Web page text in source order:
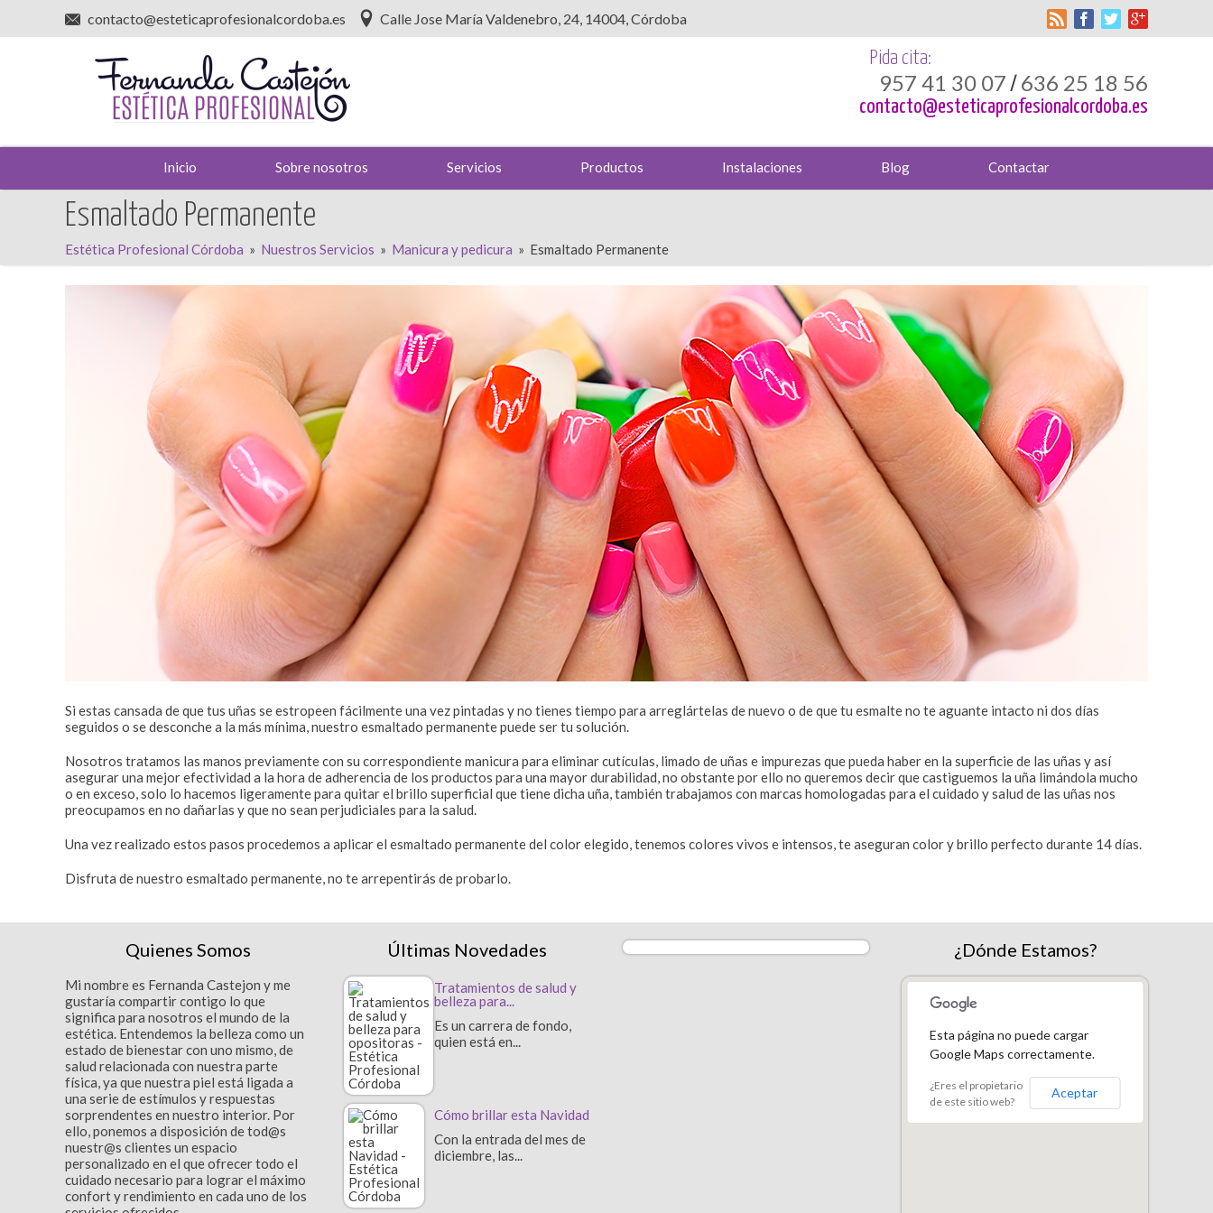
contacto@esteticaprofesionalcordoba.es Calle Jose María Valdenebro, 24, 14004, Córdoba
Pida cita:
957 41 30 07 / 636 25 18 56
contacto@esteticaprofesionalcordoba.es
Inicio Sobre nosotros Servicios Productos Instalaciones Blog Contactar
Esmaltado Permanente
Estética Profesional Córdoba » Nuestros Servicios » Manicura y pedicura » Esmaltado Permanente
Si estas cansada de que tus uñas se estropeen fácilmente una vez pintadas y no tienes tiempo para arreglártelas de nuevo o de que tu esmalte no te aguante intacto ni dos días
seguidos o se desconche a la más mínima, nuestro esmaltado permanente puede ser tu solución.
Nosotros tratamos las manos previamente con su correspondiente manicura para eliminar cutículas, limado de uñas e impurezas que pueda haber en la superficie de las uñas y así
asegurar una mejor efectividad a la hora de adherencia de los productos para una mayor durabilidad, no obstante por ello no queremos decir que castiguemos la uña limándola mucho
o en exceso, solo lo hacemos ligeramente para quitar el brillo superficial que tiene dicha uña, también trabajamos con marcas homologadas para el cuidado y salud de las uñas nos
preocupamos en no dañarlas y que no sean perjudiciales para la salud.
Una vez realizado estos pasos procedemos a aplicar el esmaltado permanente del color elegido, tenemos colores vivos e intensos, te aseguran color y brillo perfecto durante 14 días.
Disfruta de nuestro esmaltado permanente, no te arrepentirás de probarlo.
Quienes Somos
Mi nombre es Fernanda Castejon y me
gustaría compartir contigo lo que
significa para nosotros el mundo de la
estética. Entendemos la belleza como un
estado de bienestar con uno mismo, de
salud relacionada con nuestra parte
física, ya que nuestra piel está ligada a
una serie de estímulos y respuestas
sorprendentes en nuestro interior. Por
ello, ponemos a disposición de tod@s
nuestr@s clientes un espacio
personalizado en el que ofrecer todo el
cuidado necesario para lograr el máximo
confort y rendimiento en cada uno de los
Últimas Novedades
Tratamientos de salud y
belleza para...
Es un carrera de fondo,
quien está en...
Cómo brillar esta Navidad
Con la entrada del mes de
diciembre, las...
¿Dónde Estamos?
Esta página no puede cargar
Google Maps correctamente.
¿Eres el propietario
de este sitio web?
Aceptar